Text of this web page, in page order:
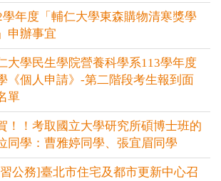
學年度「輔仁大學東森購物清寒獎學
申辦事宜
大學民生學院營養科學系113學年度
《個人申請》-第二階段考生報到面
單
！！考取國立大學研究所碩博士班的
同學：曹雅婷同學、張宜眉同學
公務]臺北市住宅及都市更新中心召